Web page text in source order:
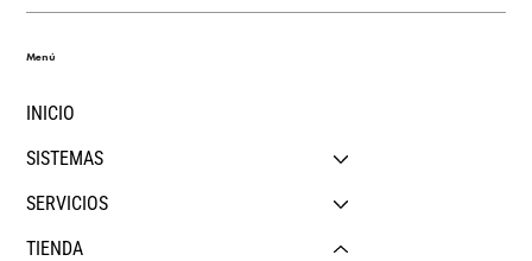
INICIO
SISTEMAS
SERVICIOS
TIENDA
Menú